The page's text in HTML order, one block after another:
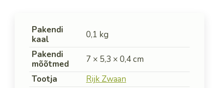
Pakendi
kaal
0,1 kg
Pakendi
mõõtmed
7 × 5,3 × 0,4 cm
Tootja
Rijk Zwaan